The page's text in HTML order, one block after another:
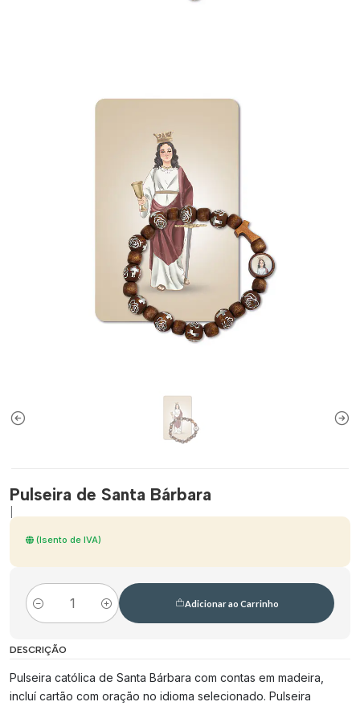
Pulseira de Santa Bárbara
(Isento de IVA)
Quantidade
Adicionar ao Carrinho
DESCRIÇÃO
Pulseira católica de Santa Bárbara com contas em madeira,
incluí cartão com oração no idioma selecionado. Pulseira